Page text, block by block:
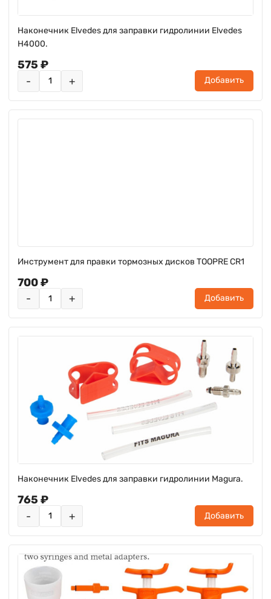
Наконечник Elvedes для заправки гидролинии Elvedes
H4000.
575 ₽
- + Добавить
Инструмент для правки тормозных дисков TOOPRE CR1
700 ₽
- + Добавить
Наконечник Elvedes для заправки гидролинии Magura.
765 ₽
- + Добавить